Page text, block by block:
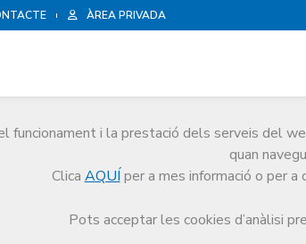
ÀREA PRIVADA
i la prestació dels serveis del
quan
Clica AQUÍ per a mes informació o per a
Pots acceptar les cookies d’anàlisi
Protecció social Ajuts i prestacions del